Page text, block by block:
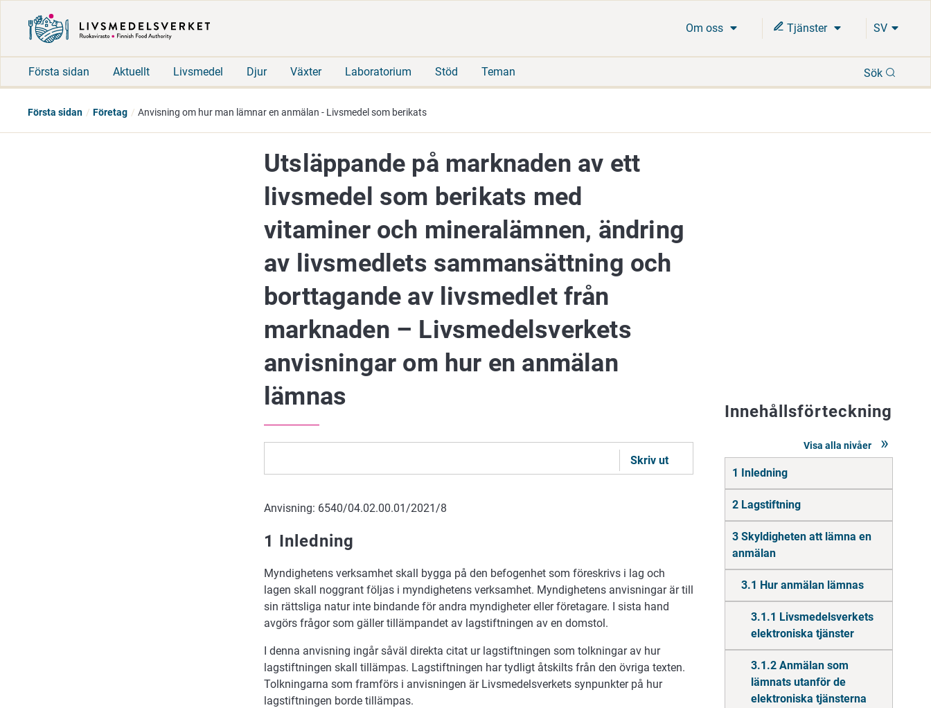
Om oss Tjänster SV
Första sidan Aktuellt Livsmedel Djur Växter Laboratorium Stöd Teman Sök
Första sidan Företag Anvisning om hur man lämnar en anmälan - Livsmedel som berikats
Utsläppande på marknaden av ett
livsmedel som berikats med
vitaminer och mineralämnen, ändring
av livsmedlets sammansättning och
borttagande av livsmedlet från
marknaden – Livsmedelsverkets
anvisningar om hur en anmälan
lämnas
Skriv ut
Innehållsförteckning
Visa alla nivåer
Gå
direkt
till
innehåll
1 Inledning
2 Lagstiftning
3 Skyldigheten att lämna en
anmälan
3.1 Hur anmälan lämnas
3.1.1 Livsmedelsverkets
elektroniska tjänster
3.1.2 Anmälan som
lämnats utanför de
elektroniska tjänsterna
Anvisning: 6540/04.02.00.01/2021/8
1 Inledning
Myndighetens verksamhet skall bygga på den befogenhet som föreskrivs i lag och
lagen skall noggrant följas i myndighetens verksamhet. Myndighetens anvisningar är till
sin rättsliga natur inte bindande för andra myndigheter eller företagare. I sista hand
avgörs frågor som gäller tillämpandet av lagstiftningen av en domstol.
I denna anvisning ingår såväl direkta citat ur lagstiftningen som tolkningar av hur
lagstiftningen skall tillämpas. Lagstiftningen har tydligt åtskilts från den övriga texten.
Tolkningarna som framförs i anvisningen är Livsmedelsverkets synpunkter på hur
lagstiftningen borde tillämpas.